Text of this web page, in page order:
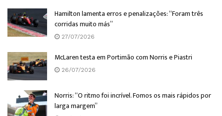
Hamilton lamenta erros e penalizações: “Foram três
corridas muito más”
27/07/2026
McLaren testa em Portimão com Norris e Piastri
26/07/2026
Norris: “O ritmo foi incrível. Fomos os mais rápidos por
larga margem”